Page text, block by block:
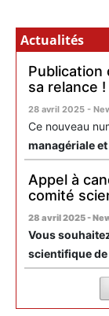
Actualités
Publication
sa relance !
28 avril 2025 -
Ce nouveau
managériale et
Appel à
comité
28 avril 2025 -
Vous
scientifique de